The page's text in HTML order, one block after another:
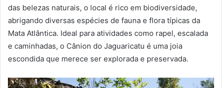
das belezas naturais, o local é rico em biodiversidade,
abrigando diversas espécies de fauna e flora típicas da
Mata Atlântica. Ideal para atividades como rapel, escalada
e caminhadas, o Cânion do Jaguaricatu é uma joia
escondida que merece ser explorada e preservada.